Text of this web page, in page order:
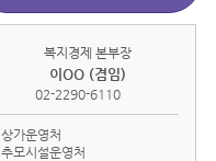
복지경제 본부장
이OO (겸임)
02-2290-6110
상가운영처
추모시설운영처